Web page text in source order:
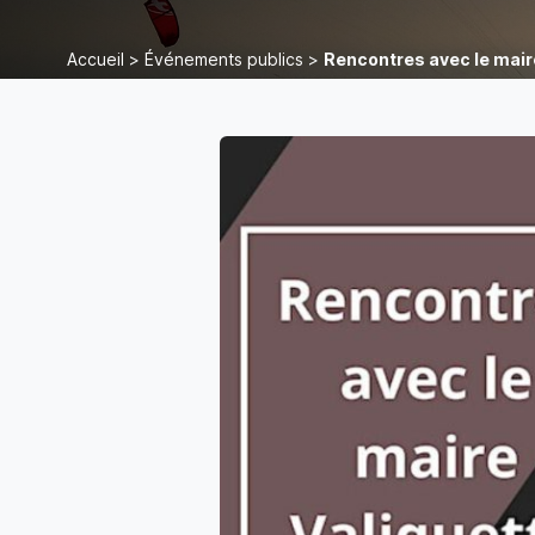
Accueil > Événements publics > Rencontres avec le